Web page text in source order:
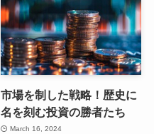
市場を制した戦略！歴史に
名を刻む投資の勝者たち
March 16, 2024